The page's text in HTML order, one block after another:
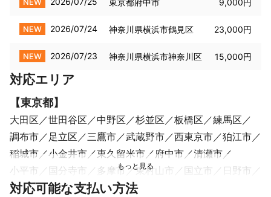
東京都府中市 9,000円
NEW 2026/07/24 神奈川県横浜市鶴見区 23,000円
NEW 2026/07/23 神奈川県横浜市神奈川区 15,000円
対応エリア
【東京都】
大田区 世田谷区 中野区 杉並区 板橋区
練馬区
調布市
足立区 三鷹市 武蔵野市 西東京市
狛江市
稲城市
小金井市 東久留米市 府中市
清瀬市
小平市
国分寺市 多摩市 東村山市 国立市
日野市
東大和市
立川市 武蔵村山市
対応可能な支払い方法